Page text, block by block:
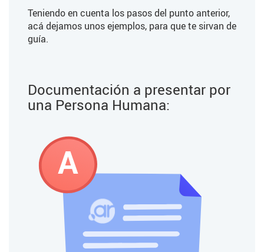
Teniendo en cuenta los pasos del punto anterior,
acá dejamos unos ejemplos, para que te sirvan de
guía.
Documentación a presentar por
una Persona Humana:
A